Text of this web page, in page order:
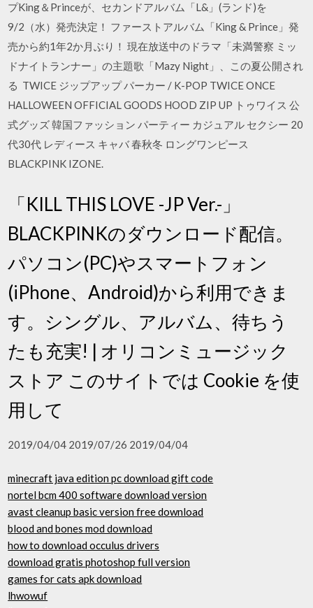
プKing＆Princeが、セカンドアルバム「L&」(ランド)を
9/2（水）発売決定！ ファーストアルバム「King & Prince」発
売から約1年2か月ぶり！ 現在放送中のドラマ「未満警察 ミッ
ドナイトランナー」の主題歌「Mazy Night」、この夏公開され
る TWICE ジップアップ パーカー / K-POP TWICE ONCE
HALLOWEEN OFFICIAL GOODS HOOD ZIP UP トゥワイス 公
式グッズ 韓国ファッション パーティー カジュアル セクシー 20
代30代 レディース キャバ 春秋冬 ロングワンピース
BLACKPINK IZONE.
「KILL THIS LOVE -JP Ver.-」
BLACKPINKのダウンロード配信。
パソコン(PC)やスマートフォン
(iPhone、Android)から利用できま
す。シングル、アルバム、待ちう
たも充実! | オリコンミュージック
ストア このサイトでは Cookie を使
用して
2019/04/04 2019/07/26 2019/04/04
minecraft java edition pc download gift code
nortel bcm 400 software download version
avast cleanup basic version free download
blood and bones mod download
how to download occulus drivers
download gratis photoshop full version
games for cats apk download
lhwowuf